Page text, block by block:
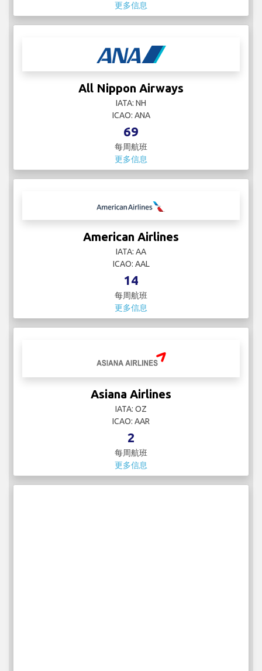
更多信息
All Nippon Airways
IATA: NH
ICAO: ANA
69
每周航班
更多信息
American Airlines
IATA: AA
ICAO: AAL
14
每周航班
更多信息
Asiana Airlines
IATA: OZ
ICAO: AAR
2
每周航班
更多信息